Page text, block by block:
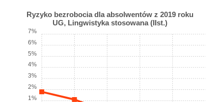
Ryzyko bezrobocia dla absolwentów z 2019 roku
UG, Lingwistyka stosowana (IIst.)
1%
2%
3%
4%
5%
6%
7%